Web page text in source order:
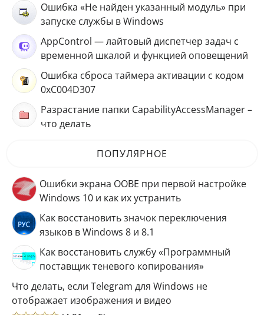
Ошибка «Не найден указанный модуль» при
запуске службы в Windows
AppControl — лайтовый диспетчер задач с
временной шкалой и функцией оповещений
Ошибка сброса таймера активации с кодом
0xC004D307
Разрастание папки CapabilityAccessManager –
что делать
ПОПУЛЯРНОЕ
Ошибки экрана OOBE при первой настройке
Windows 10 и как их устранить
Как восстановить значок переключения
языков в Windows 8 и 8.1
Как восстановить службу «Программный
поставщик теневого копирования»
Что делать, если Telegram для Windows не
отображает изображения и видео